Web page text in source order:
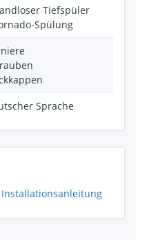
Tiefspüler
Spülung
Sprache
Installationsanleitung